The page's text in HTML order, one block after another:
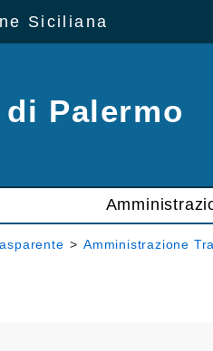
Siciliana
Palermo
> Amministrazione